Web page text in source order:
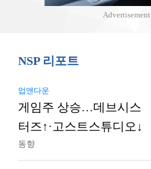
Advertisement
NSP 리포트
업앤다운
게임주 상승…데브시스
터즈↑·고스트스튜디오↓
동향